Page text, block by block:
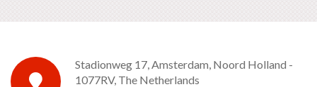
Stadionweg 17, Amsterdam, Noord Holland -
1077RV, The Netherlands